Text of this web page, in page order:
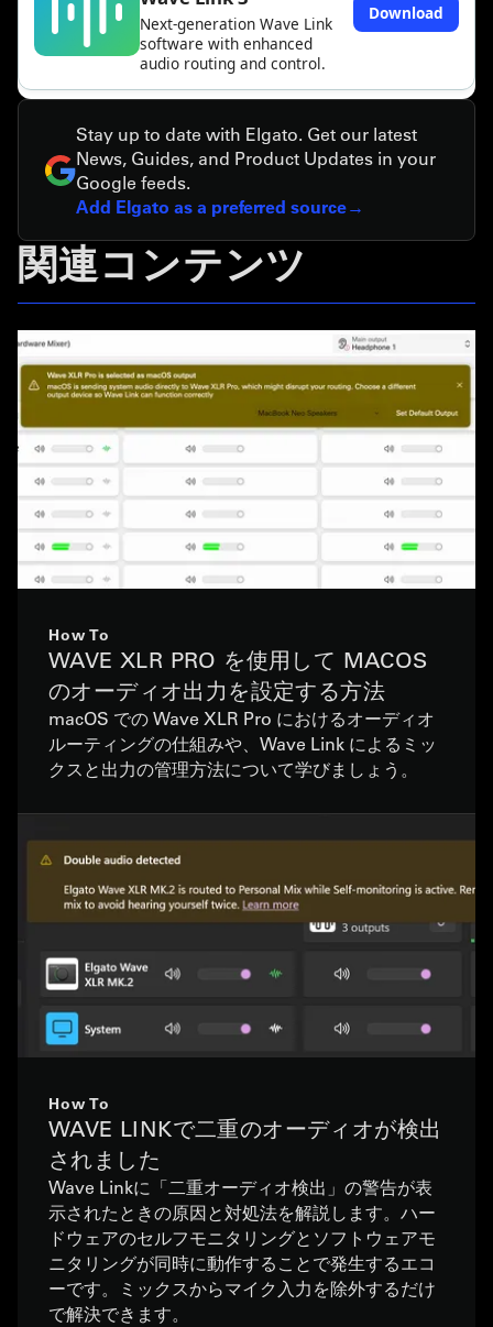
Stay up to date with Elgato. Get our latest
News, Guides, and Product Updates in your
Google feeds.
Add Elgato as a preferred source
関連コンテンツ
How To
WAVE XLR PRO を使用して MACOS
のオーディオ出力を設定する方法
macOS での Wave XLR Pro におけるオーディオ
ルーティングの仕組みや、Wave Link によるミッ
クスと出力の管理方法について学びましょう。
How To
WAVE LINKで二重のオーディオが検出
されました
Wave Linkに「二重オーディオ検出」の警告が表
示されたときの原因と対処法を解説します。ハー
ドウェアのセルフモニタリングとソフトウェアモ
ニタリングが同時に動作することで発生するエコ
ーです。ミックスからマイク入力を除外するだけ
で解決できます。